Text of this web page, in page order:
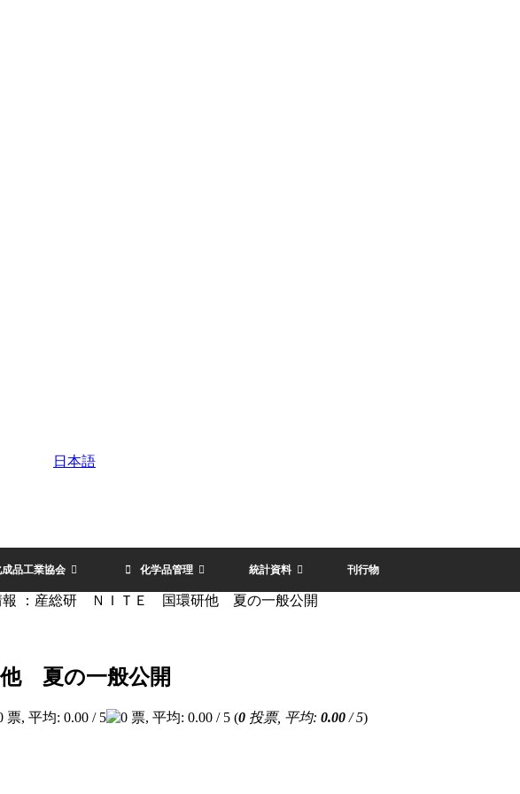
日本語
品工業協会 化学品管理 統計資料 刊行物
報 ：産総研 ＮＩＴＥ 国環研他 夏の一般公開
夏の一般公開
(0 投票, 平均: 0.00 / 5)